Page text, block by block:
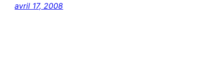
avril 17, 2008